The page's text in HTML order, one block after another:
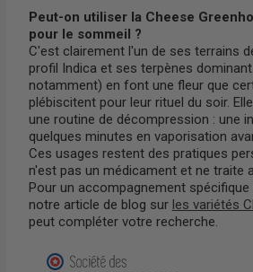
Peut-on utiliser la Cheese
pour le sommeil ?
C'est clairement l'un de ses terrains
profil Indica et ses terpènes
notamment) en font une fleur que
plébiscitent pour leur rituel du soir.
une routine de décompression : une
quelques minutes en vaporisation
Ces usages restent des pratiques
n'est pas un médicament et ne traite
Pour un accompagnement
notre article de blog sur les variétés
peut compléter votre recherche.